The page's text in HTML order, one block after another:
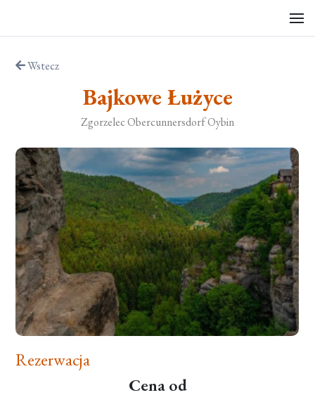
Wstecz
Bajkowe Łużyce
Zgorzelec Obercunnersdorf Oybin
Rezerwacja
Cena od